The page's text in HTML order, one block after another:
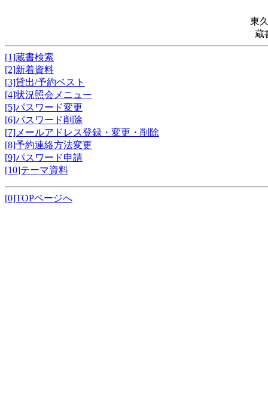
東
蔵
[1]蔵書検索
[2]新着資料
[3]貸出/予約ベスト
[4]状況照会メニュー
[5]パスワード変更
[6]パスワード削除
[7]メールアドレス登録・変更・削除
[8]予約連絡方法変更
[9]パスワード申請
[10]テーマ資料
[0]TOPページへ